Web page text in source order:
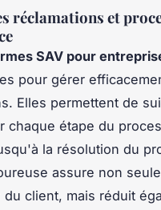
réclamations et
SAV pour
pour gérer
Elles permettent de
chaque étape du
la résolution du
assure non
du client, mais réduit